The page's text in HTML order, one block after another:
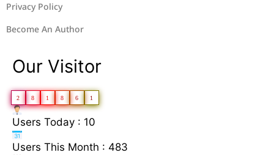
Privacy Policy
Become An Author
Our Visitor
2 8 1 8 6 1
Users Today : 10
Users This Month : 483